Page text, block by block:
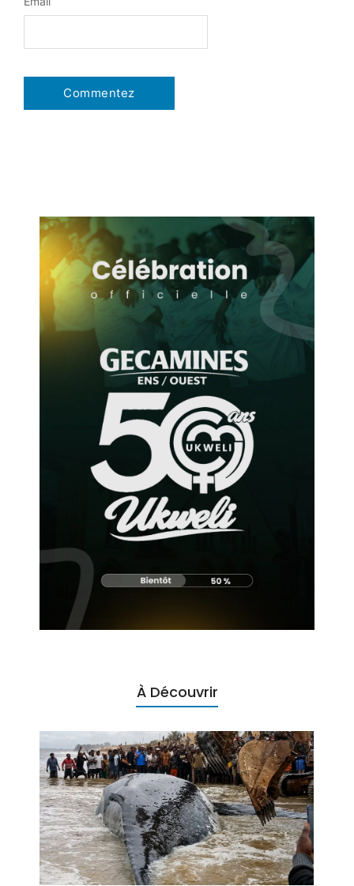
À Découvrir